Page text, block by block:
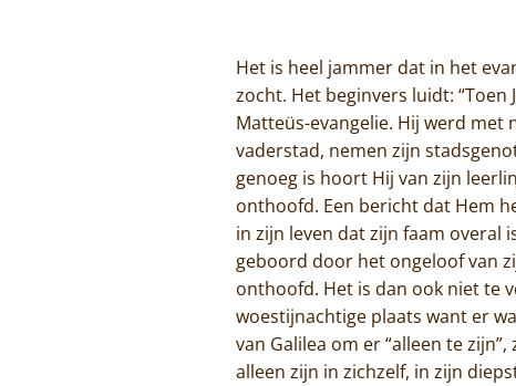
Het is heel jammer dat in het
zocht. Het beginvers luidt:
Matteüs-evangelie. Hij werd met
vaderstad, nemen zijn
genoeg is hoort Hij van zijn
onthoofd. Een bericht dat Hem
in zijn leven dat zijn faam overal
geboord door het ongeloof van
onthoofd. Het is dan ook niet te
woestijnachtige plaats want er
van Galilea om er “alleen te
alleen zijn in zichzelf, in zijn